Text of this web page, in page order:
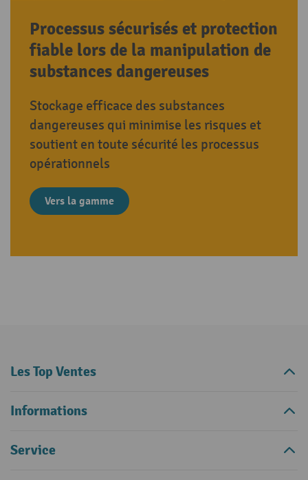
Processus sécurisés et protection
fiable lors de la manipulation de
substances dangereuses
Stockage efficace des substances
dangereuses qui minimise les risques et
soutient en toute sécurité les processus
opérationnels
Vers la gamme
Les Top Ventes
Informations
Service